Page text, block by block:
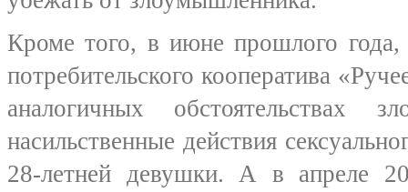
Кроме того, в июне прошлого года,
потребительского кооператива
аналогичных обстоятельствах
насильственные действия
28-летней девушки. А в апреле